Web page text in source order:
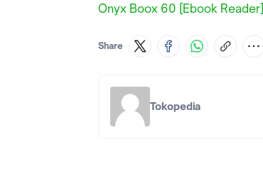
Onyx Boox 60 [Ebook Reader]
Share
Tokopedia